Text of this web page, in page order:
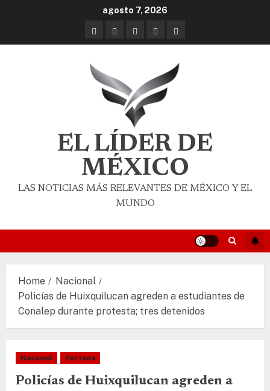
agosto 7, 2026
EL LÍDER DE
MÉXICO
LAS NOTICIAS MÁS RELEVANTES DE MÉXICO Y EL
MUNDO
Home
Nacional
Policías de Huixquilucan agreden a estudiantes de
Conalep durante protesta; tres detenidos
Nacional Portada
Policías de Huixquilucan agreden a